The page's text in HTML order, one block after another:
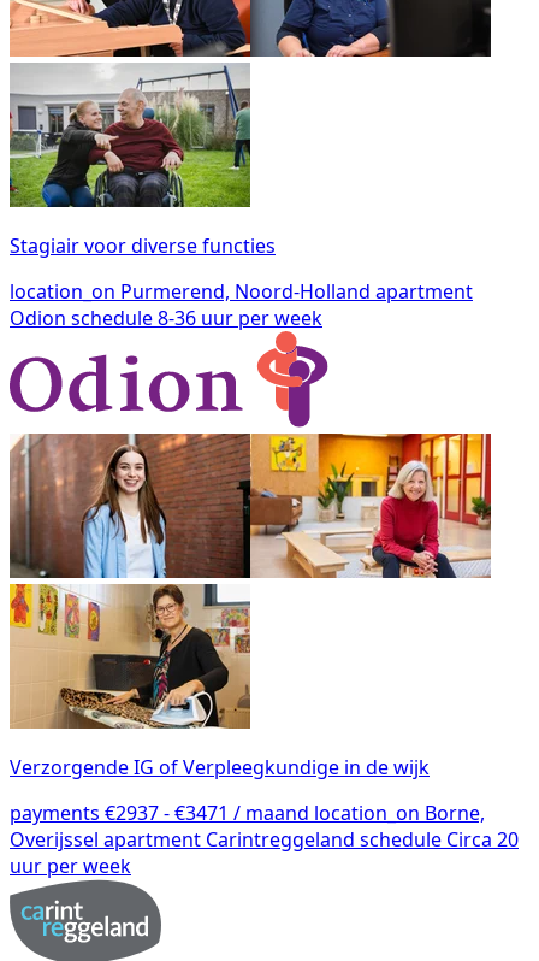
Stagiair voor diverse functies
location_on Purmerend, Noord-Holland apartment
Odion schedule8-36 uur per week
Verzorgende IG of Verpleegkundige in de wijk
payments €2937 - €3471 / maand location_on Borne,
Overijssel apartment Carintreggeland schedule Circa 20
uur per week